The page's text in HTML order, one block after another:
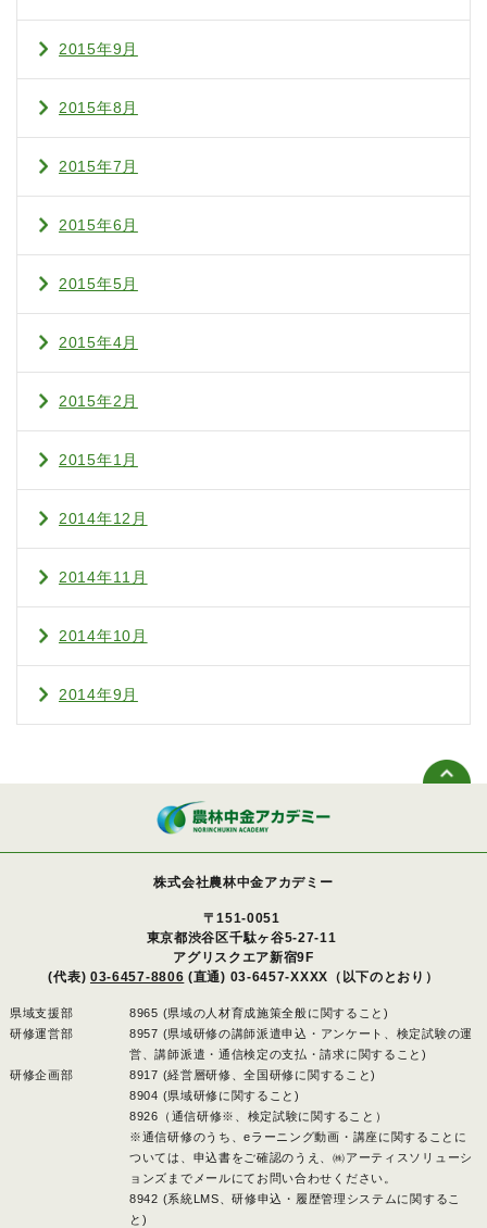
2015年9月
2015年8月
2015年7月
2015年6月
2015年5月
2015年4月
2015年2月
2015年1月
2014年12月
2014年11月
2014年10月
2014年9月
株式会社農林中金アカデミー
〒151-0051
東京都渋谷区千駄ヶ谷5-27-11
アグリスクエア新宿9F
(代表) 03-6457-8806 (直通) 03-6457-XXXX（以下のとおり）
県域支援部
8965 (県域の人材育成施策全般に関すること)
研修運営部
8957 (県域研修の講師派遣申込・アンケート、検定試験の運
営、講師派遣・通信検定の支払・請求に関すること)
研修企画部
8917 (経営層研修、全国研修に関すること)
8904 (県域研修に関すること)
8926（通信研修※、検定試験に関すること）
※通信研修のうち、eラーニング動画・講座に関することに
ついては、申込書をご確認のうえ、㈱アーティスソリューシ
ョンズまでメールにてお問い合わせください。
8942 (系統LMS、研修申込・履歴管理システムに関するこ
と)